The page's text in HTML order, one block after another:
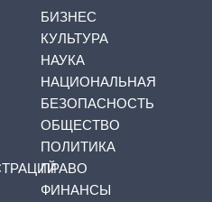
БИЗНЕС
КУЛЬТУРА
НАУКА
НАЦИОНАЛЬНАЯ
БЕЗОПАСНОСТЬ
ОБЩЕСТВО
ПОЛИТИКА
ПРАВО
ФИНАНСЫ